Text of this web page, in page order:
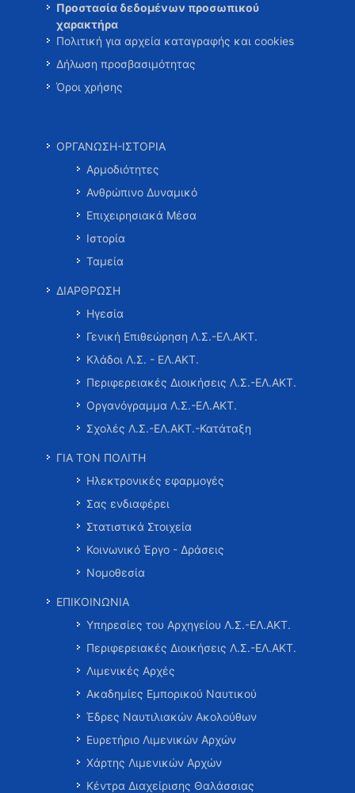
Προστασία δεδομένων προσωπικού
χαρακτήρα
Πολιτική για αρχεία καταγραφής και cookies
Δήλωση προσβασιμότητας
Όροι χρήσης
ΟΡΓΑΝΩΣΗ-ΙΣΤΟΡΙΑ
Αρμοδιότητες
Ανθρώπινο Δυναμικό
Επιχειρησιακά Μέσα
Ιστορία
Ταμεία
ΔΙΑΡΘΡΩΣΗ
Ηγεσία
Γενική Επιθεώρηση Λ.Σ.-ΕΛ.ΑΚΤ.
Κλάδοι Λ.Σ. - ΕΛ.ΑΚΤ.
Περιφερειακές Διοικήσεις Λ.Σ.-ΕΛ.ΑΚΤ.
Οργανόγραμμα Λ.Σ.-ΕΛ.ΑΚΤ.
Σχολές Λ.Σ.-ΕΛ.ΑΚΤ.-Κατάταξη
ΓΙΑ ΤΟΝ ΠΟΛΙΤΗ
Ηλεκτρονικές εφαρμογές
Σας ενδιαφέρει
Στατιστικά Στοιχεία
Κοινωνικό Έργο - Δράσεις
Νομοθεσία
ΕΠΙΚΟΙΝΩΝΙΑ
Υπηρεσίες του Αρχηγείου Λ.Σ.-ΕΛ.ΑΚΤ.
Περιφερειακές Διοικήσεις Λ.Σ.-ΕΛ.ΑΚΤ.
Λιμενικές Αρχές
Ακαδημίες Εμπορικού Ναυτικού
Έδρες Ναυτιλιακών Ακολούθων
Ευρετήριο Λιμενικών Αρχών
Χάρτης Λιμενικών Αρχών
Κέντρα Διαχείρισης Θαλάσσιας